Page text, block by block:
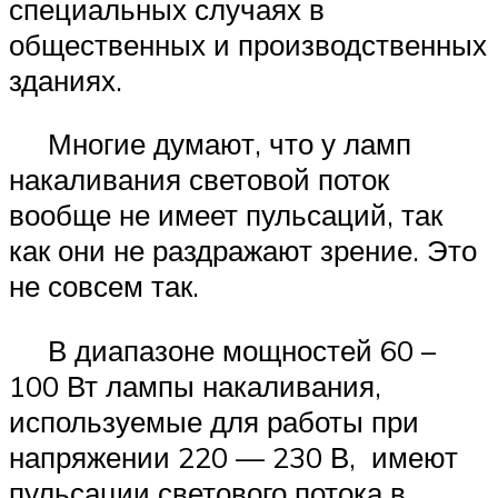
специальных случаях в
общественных и производственных
зданиях.
Многие думают, что у ламп
накаливания световой поток
вообще не имеет пульсаций, так
как они не раздражают зрение. Это
не совсем так.
В диапазоне мощностей 60 –
100 Вт лампы накаливания,
используемые для работы при
напряжении 220 — 230 В, имеют